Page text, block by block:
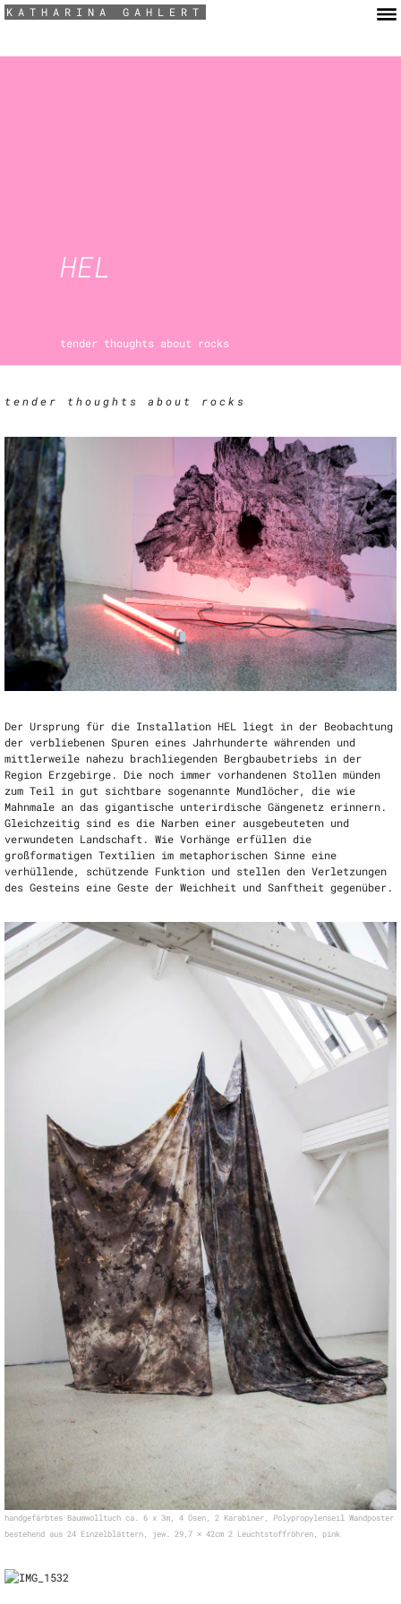
KATHARINA GAHLERT
HEL
tender thoughts about rocks
tender thoughts about rocks
Der Ursprung für die Installation HEL liegt in der Beobachtung
der verbliebenen Spuren eines Jahrhunderte währenden und
mittlerweile nahezu brachliegenden Bergbaubetriebs in der
Region Erzgebirge. Die noch immer vorhandenen Stollen münden
zum Teil in gut sichtbare sogenannte Mundlöcher, die wie
Mahnmale an das gigantische unterirdische Gängenetz erinnern.
Gleichzeitig sind es die Narben einer ausgebeuteten und
verwundeten Landschaft. Wie Vorhänge erfüllen die
großformatigen Textilien im metaphorischen Sinne eine
verhüllende, schützende Funktion und stellen den Verletzungen
des Gesteins eine Geste der Weichheit und Sanftheit gegenüber.
handgefärbtes Baumwolltuch ca. 6 x 3m, 4 Ösen, 2 Karabiner, Polypropylenseil Wandposter
bestehend aus 24 Einzelblättern, jew. 29,7 × 42cm 2 Leuchtstoffröhren, pink